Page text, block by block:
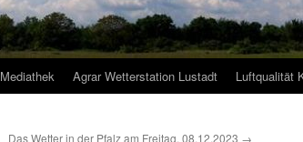
Mediathek Agrar Wetterstation Lustadt Luftqualität
Das Wetter in der Pfalz am Freitag, 08.12.2023 →